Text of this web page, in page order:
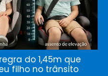
do 1,45m que
filho no trânsito